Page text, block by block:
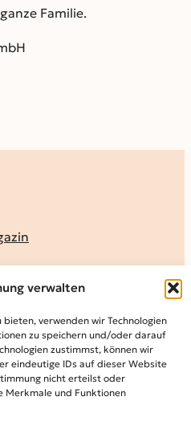
verwalten
verwenden wir Technologien
zu speichern und/oder darauf
zustimmst, können wir
eindeutige IDs auf dieser Website
nicht erteilst oder
Merkmale und Funktionen
Familie.